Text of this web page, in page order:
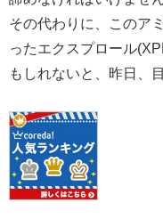
その代わりに、このア
ったエクスプロール
もしれないと、昨日、